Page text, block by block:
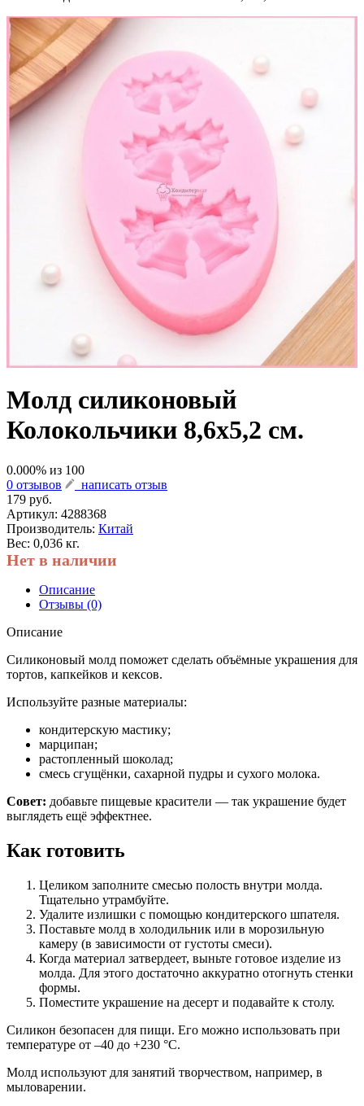
Молд силиконовый
Колокольчики 8,6х5,2 см.
0.000% из 100
0 отзывов
написать отзыв
179 руб.
Артикул: 4288368
Производитель: Китай
Вес: 0,036 кг.
Нет в наличии
Описание
Отзывы (0)
Описание
Силиконовый молд поможет сделать объёмные украшения для
тортов, капкейков и кексов.
Используйте разные материалы:
кондитерскую мастику;
марципан;
растопленный шоколад;
смесь сгущёнки, сахарной пудры и сухого молока.
Совет: добавьте пищевые красители — так украшение будет
выглядеть ещё эффектнее.
Как готовить
Целиком заполните смесью полость внутри молда.
Тщательно утрамбуйте.
Удалите излишки с помощью кондитерского шпателя.
Поставьте молд в холодильник или в морозильную
камеру (в зависимости от густоты смеси).
Когда материал затвердеет, выньте готовое изделие из
молда. Для этого достаточно аккуратно отогнуть стенки
формы.
Поместите украшение на десерт и подавайте к столу.
Силикон безопасен для пищи. Его можно использовать при
температуре от –40 до +230 °C.
Молд используют для занятий творчеством, например, в
мыловарении.